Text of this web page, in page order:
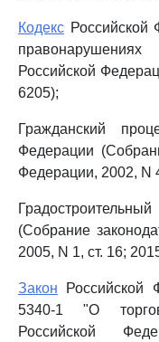
Кодекс Российской
Российской
6205);
Гражданский
Федерации
Федерации, 2002, N
Градостроительный
(Собрание
2005, N 1, ст. 16;
Закон Российской
5340-1 "О
Российской